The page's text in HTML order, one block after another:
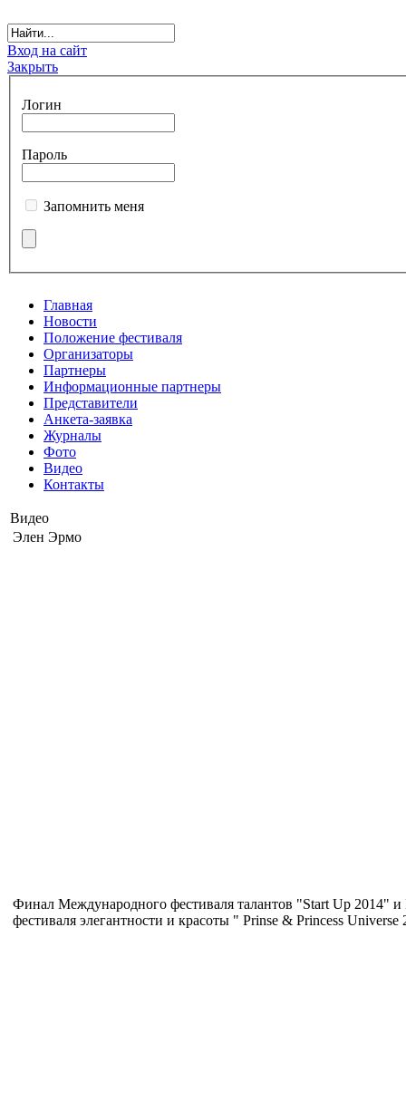
Вход на сайт
Закрыть
Логин
Пароль
Запомнить меня
Главная
Новости
Положение фестиваля
Организаторы
Партнеры
Информационные партнеры
Представители
Анкета-заявка
Журналы
Фото
Видео
Контакты
Видео
Элен Эрмо
Финал Международного фестиваля талантов "Start Up 2014"
фестиваля элегантности и красоты " Prinse & Princess Universe